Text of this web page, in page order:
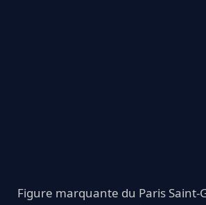
Figure marquante du Paris Saint-